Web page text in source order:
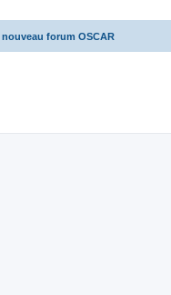
forum OSCAR